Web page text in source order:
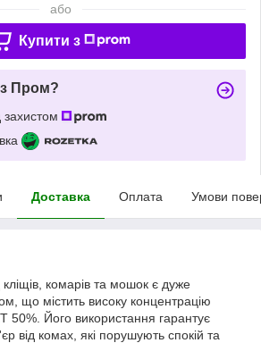
або
Купити з
Пром?
Доставка Оплата Умови
комарів та мошок є дуже
що містить високу концентрацію
50%. Його використання гарантує
від комах, які порушують спокій та